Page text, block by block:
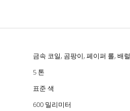
금속 코일, 곰팡이, 페이퍼 롤, 배럴
5 톤
표준 색
600 밀리미터